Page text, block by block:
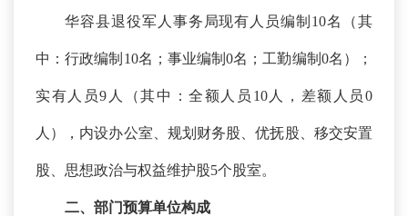
华容县退役军人事务局现有人员编制 10名（其
中：行政编制10名；事业编制0名；工勤编制0名）；
实有人员9人（其中：全额人员10人，差额人员0
人），内设办公室、规划财务股、优抚股、移交安置
股、思想政治与权益维护股5个股室。
二、 部门预算单位构成